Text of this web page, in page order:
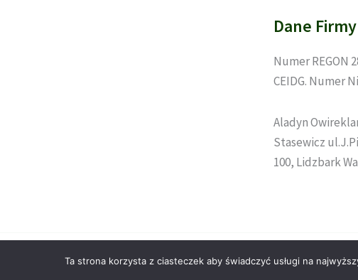
Dane Firmy
Numer REGON
CEIDG. Numer
Aladyn
Stasewicz
100, Lidzbark
Ta strona korzysta z ciasteczek aby świadczyć usługi na